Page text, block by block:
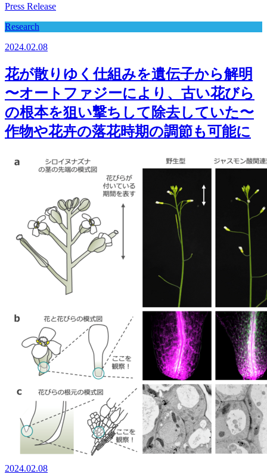
Press Release
Research
2024.02.08
花が散りゆく仕組みを遺伝子から解明
〜オートファジーにより、古い花びら
の根本を狙い撃ちして除去していた〜
作物や花卉の落花時期の調節も可能に
2024.02.08